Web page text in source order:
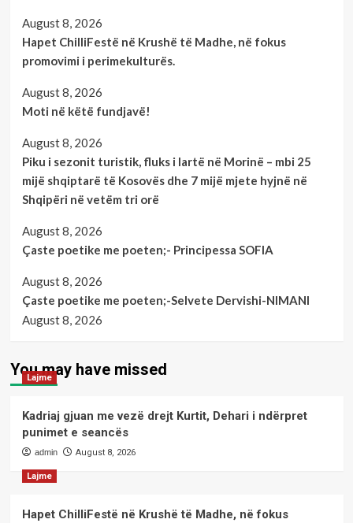
August 8, 2026
Hapet ChilliFestë në Krushë të Madhe, në fokus
promovimi i perimekulturës.
August 8, 2026
Moti në këtë fundjavë!
August 8, 2026
Piku i sezonit turistik, fluks i lartë në Morinë – mbi 25
mijë shqiptarë të Kosovës dhe 7 mijë mjete hyjnë në
Shqipëri në vetëm tri orë
August 8, 2026
Çaste poetike me poeten;- Principessa SOFIA
August 8, 2026
Çaste poetike me poeten;-Selvete Dervishi-NIMANI
August 8, 2026
You may have missed
Lajme
Kadriaj gjuan me vezë drejt Kurtit, Dehari i ndërpret
punimet e seancës
admin August 8, 2026
Lajme
Hapet ChilliFestë në Krushë të Madhe, në fokus